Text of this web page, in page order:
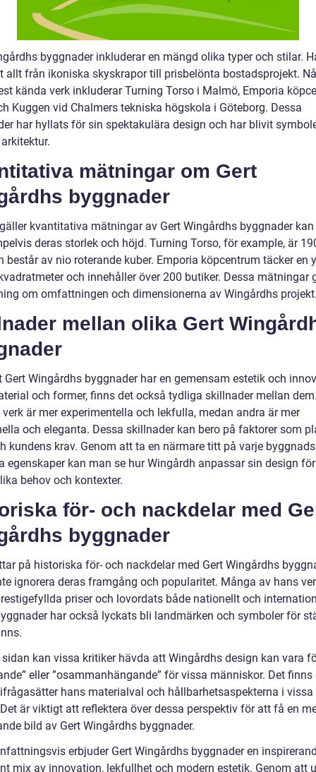
byggnader inkluderar en mängd olika typer och stilar.
allt från ikoniska skyskrapor till prisbelönta bostadsprojekt.
kända verk inkluderar Turning Torso i Malmö, Emporia
Kuggen vid Chalmers tekniska högskola i Göteborg. Dessa
har hyllats för sin spektakulära design och har blivit
mätningar om Gert
byggnader
kvantitativa mätningar av Gert Wingårdhs byggnader
deras storlek och höjd. Turning Torso, för example, är
består av nio roterande kuber. Emporia köpcentrum täcker en
och innehåller över 200 butiker. Dessa mätningar
om omfattningen och dimensionerna av Wingårdhs
mellan olika Gert
Gert Wingårdhs byggnader har en gemensam estetik och
och former, finns det också tydliga skillnader mellan
är mer experimentella och lekfulla, medan andra är mer
och eleganta. Dessa skillnader kan bero på faktorer som
kundens krav. Genom att ta en närmare titt på varje byggnads
egenskaper kan man se hur Wingårdh anpassar sin design
behov och kontexter.
för- och nackdelar med
byggnader
på historiska för- och nackdelar med Gert Wingårdhs
ignorera deras framgång och popularitet. Många av hans
priser och lovordats både nationellt och
har också lyckats bli landmärken och symboler för
kan vissa kritiker hävda att Wingårdhs design kan vara
eller ”osammanhängande” för vissa människor. Det finns
hans materialval och hållbarhetsaspekterna i vissa
är viktigt att reflektera över dessa perspektiv för att få en
bild av Gert Wingårdhs byggnader.
erbjuder Gert Wingårdhs byggnader en
mix av innovation, lekfullhet och modern estetik. Genom att